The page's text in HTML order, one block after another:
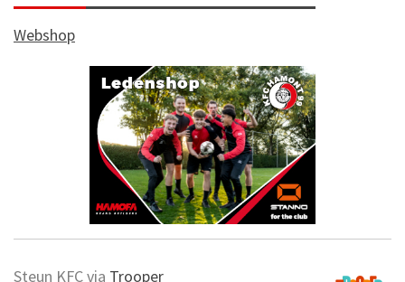
Webshop
Steun KFC via Trooper